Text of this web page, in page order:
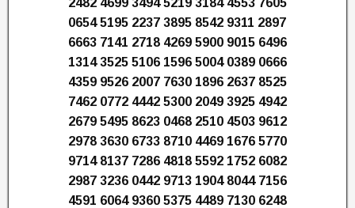
2482 4699 3494 5219 3184 4553 7605
0654 5195 2237 3895 8542 9311 2897
6663 7141 2718 4269 5900 9015 6496
1314 3525 5106 1596 5004 0389 0666
4359 9526 2007 7630 1896 2637 8525
7462 0772 4442 5300 2049 3925 4942
2679 5495 8623 0468 2510 4503 9612
2978 3630 6733 8710 4469 1676 5770
9714 8137 7286 4818 5592 1752 6082
2987 3236 0442 9713 1904 8044 7156
4591 6064 9360 5375 4489 7130 6248